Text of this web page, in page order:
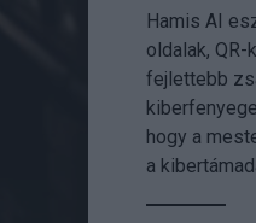
Hamis AI
oldalak,
fejlettebb
hogy a
a